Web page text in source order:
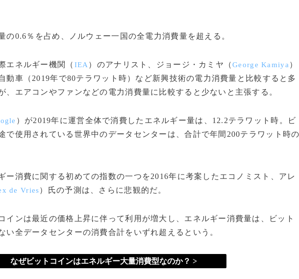
0.6％を占め、ノルウェー一国の全電力消費量を超える。
エネルギー機関（ IEA ）のアナリスト、ジョージ・カミヤ（George Kamiya ）
動車（2019年で80テラワット時）など新興技術の電力消費量と比較すると多
、エアコンやファンなどの電力消費量に比較すると少ないと主張する。
）が2019年に運営全体で消費したエネルギー量は、12.2テラワット時。ビ
で使用されている世界中のデータセンターは、合計で年間200テラワット時
消費に関する初めての指数の一つを2016年に考案したエコノミスト、アレ
de Vries）氏の予測は、さらに悲観的だ。
ンは最近の価格上昇に伴って利用が増大し、エネルギー消費量は、ビット
い全データセンターの消費合計をいずれ超えるという。
なぜビットコインはエネルギー大量消費型なのか？ >